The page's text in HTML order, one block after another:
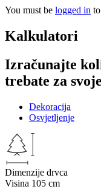
You must be logged in
Kalkulatori
Izračunajte
trebate za
Dekoracija
Osvjetljenje
Dimenzije drvca
Visina 105 cm